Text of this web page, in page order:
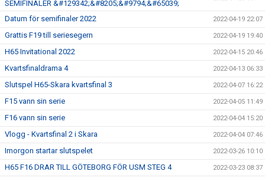
SEMIFINALER &#129342;&#8205;&#9794;&#65039;
Datum för semifinaler 2022 2022-04-19 22:07
Grattis F19 till seriesegern 2022-04-19 19:40
H65 Invitational 2022 2022-04-15 20:46
Kvartsfinaldrama 4 2022-04-13 06:33
Slutspel H65-Skara kvartsfinal 3 2022-04-07 16:22
F15 vann sin serie 2022-04-05 11:49
F16 vann sin serie 2022-04-04 15:20
Vlogg - Kvartsfinal 2 i Skara 2022-04-04 07:46
Imorgon startar slutspelet 2022-03-26 10:10
H65 F16 DRAR TILL GÖTEBORG FÖR USM STEG 4 2022-03-23 08:37